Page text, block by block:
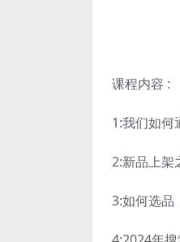
课程内容 :
1:我们如何
2:新品上架
3:如何选品